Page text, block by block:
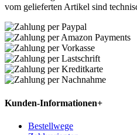
vom gelieferten Artikel sind
Kunden-Informationen+
Bestellwege